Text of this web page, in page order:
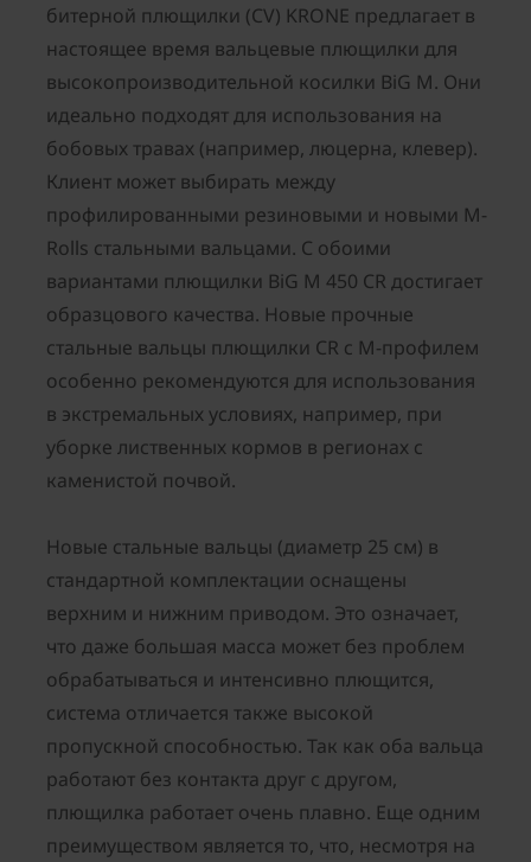
битерной плющилки (CV) KRONE предлагает в
настоящее время вальцевые плющилки для
высокопроизводительной косилки BiG M. Они
идеально подходят для использования на
бобовых травах (например, люцерна, клевер).
Клиент может выбирать между
профилированными резиновыми и новыми M-
Rolls стальными вальцами. С обоими
вариантами плющилки BiG M 450 CR достигает
образцового качества. Новые прочные
стальные вальцы плющилки CR с М-профилем
особенно рекомендуются для использования
в экстремальных условиях, например, при
уборке лиственных кормов в регионах с
каменистой почвой.
Новые стальные вальцы (диаметр 25 см) в
стандартной комплектации оснащены
верхним и нижним приводом. Это означает,
что даже большая масса может без проблем
обрабатываться и интенсивно плющится,
система отличается также высокой
пропускной способностью. Так как оба вальца
работают без контакта друг с другом,
плющилка работает очень плавно. Еще одним
преимуществом является то, что, несмотря на